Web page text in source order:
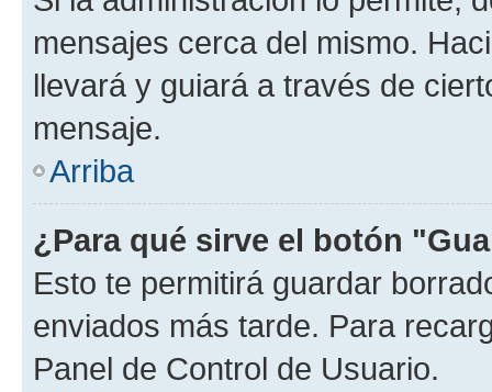
mensajes cerca del mismo.
llevará y guiará a través de
mensaje.
Arriba
¿Para qué sirve el botón
Esto te permitirá guardar
enviados más tarde. Para
Panel de Control de Usuario.